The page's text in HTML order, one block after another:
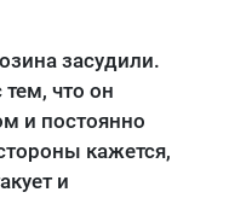
засудили.
что он
и постоянно
кажется,
и